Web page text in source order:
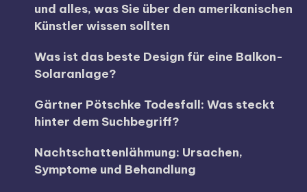
und alles, was Sie über den amerikanischen
Künstler wissen sollten
Was ist das beste Design für eine Balkon-
Solaranlage?
Gärtner Pötschke Todesfall: Was steckt
hinter dem Suchbegriff?
Nachtschattenlähmung: Ursachen,
Symptome und Behandlung